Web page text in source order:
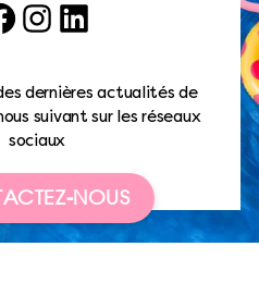
InstagramLinkedIn
dernières actualités de
suivant sur les réseaux
sociaux
NOUS